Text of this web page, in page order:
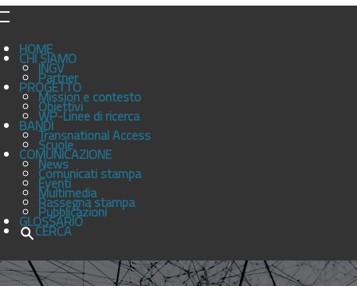
HOME
CHI SIAMO
INGV
Partner
PROGETTO
Mission e contesto
Obiettivi
WP-Linee di ricerca
BANDITransnational Access
Scuole
COMUNICAZIONE
News
Comunicati stampa
Eventi
Multimedia
Rassegna stampa
Pubblicazioni
GLOSSARIO
CERCA